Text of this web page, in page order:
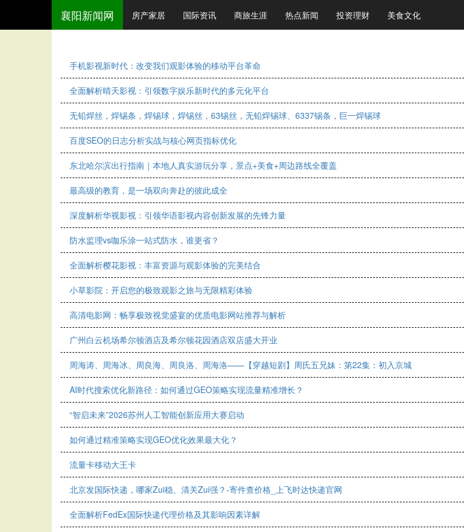
襄阳新闻网 房产家居 国际资讯 商旅生涯 热点新闻 投资理财 美食文化
手机影视新时代：改变我们观影体验的移动平台革命
全面解析晴天影视：引领数字娱乐新时代的多元化平台
无铅焊丝，焊锡条，焊锡球，焊锡丝，63锡丝，无铅焊锡球、6337锡条，巨一焊锡球
百度SEO的日志分析实战与核心网页指标优化
东北哈尔滨出行指南｜本地人真实游玩分享，景点+美食+周边路线全覆盖
最高级的教育，是一场双向奔赴的彼此成全
深度解析华视影视：引领华语影视内容创新发展的先锋力量
防水监理vs咖乐涂一站式防水，谁更省？
全面解析樱花影视：丰富资源与观影体验的完美结合
小草影院：开启您的极致观影之旅与无限精彩体验
高清电影网：畅享极致视觉盛宴的优质电影网站推荐与解析
广州白云机场希尔顿酒店及希尔顿花园酒店双店盛大开业
周海涛、周海冰、周良海、周良洛、周海洛——【穿越短剧】周氏五兄妹：第22集：初入京城
AI时代搜索优化新路径：如何通过GEO策略实现流量精准增长？
“智启未来”2026苏州人工智能创新应用大赛启动
如何通过精准策略实现GEO优化效果最大化？
流量卡移动大王卡
北京发国际快递，哪家Zui稳、清关Zui强？-寄件查价格_上飞时达快递官网
全面解析FedEx国际快递代理价格及其影响因素详解